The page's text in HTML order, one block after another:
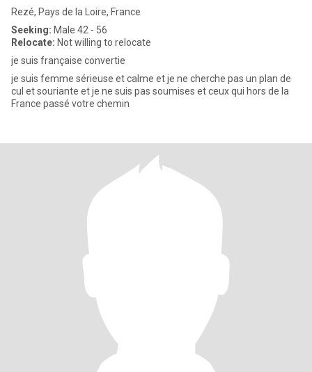
Rezé, Pays de la Loire, France
Seeking: Male 42 - 56
Relocate: Not willing to relocate
je suis française convertie
je suis femme sérieuse et calme et je ne cherche pas un plan de
cul et souriante et je ne suis pas soumises et ceux qui hors de la
France passé votre chemin